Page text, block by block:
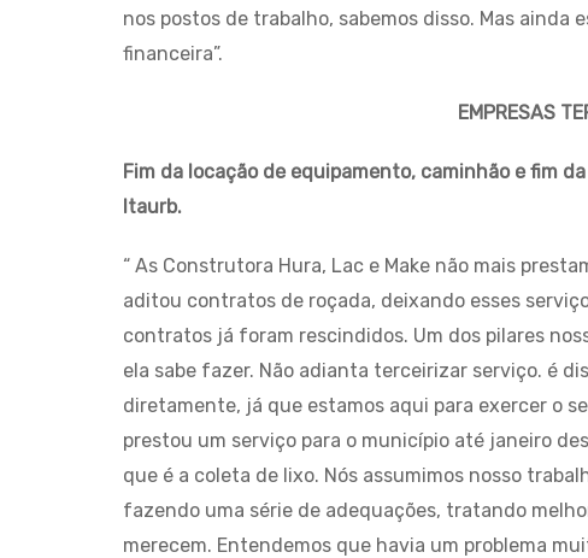
nos postos de trabalho, sabemos disso. Mas
financeira”.
EMPRESAS
Fim da locação de equipamento, caminhão e fim
Itaurb.
“ As Construtora Hura, Lac e Make não mais
aditou contratos de roçada, deixando esses
contratos já foram rescindidos. Um dos pilares
ela sabe fazer. Não adianta terceirizar serviço. é
diretamente, já que estamos aqui para exercer o
prestou um serviço para o município até janeiro
que é a coleta de lixo. Nós assumimos nosso
fazendo uma série de adequações, tratando
merecem. Entendemos que havia um problema